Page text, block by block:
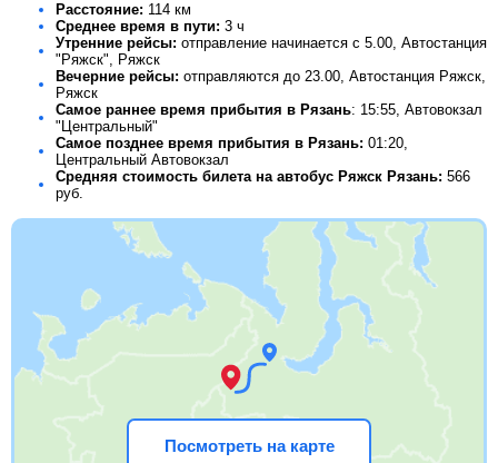
Расстояние: 114 км
Среднее время в пути: 3 ч
Утренние рейсы: отправление начинается с 5.00, Автостанция
"Ряжск", Ряжск
Вечерние рейсы: отправляются до 23.00, Автостанция Ряжск,
Ряжск
Самое раннее время прибытия в Рязань: 15:55, Автовокзал
"Центральный"
Самое позднее время прибытия в Рязань: 01:20,
Центральный Автовокзал
Средняя стоимость билета на автобус Ряжск Рязань: 566
руб.
Посмотреть на карте